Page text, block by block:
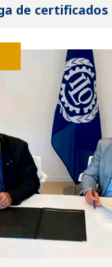
de certificados